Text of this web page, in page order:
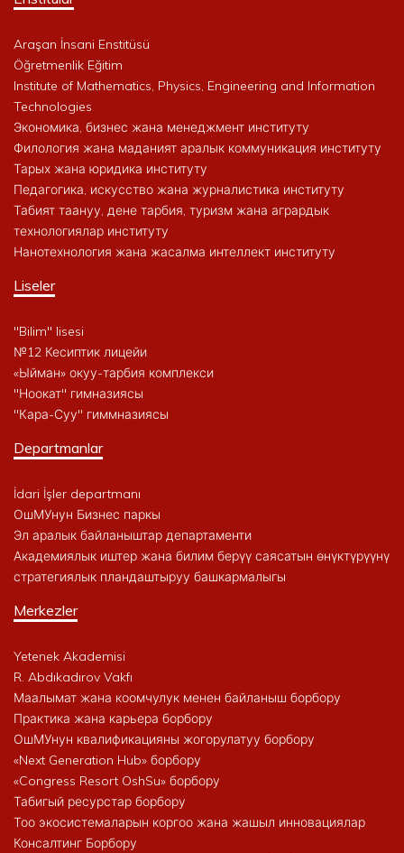
Araşan İnsani Enstitüsü
Öğretmenlik Eğitim
Institute of Mathematics, Physics, Engineering and Information
Technologies
Экономика, бизнес жана менеджмент институту
Филология жана маданият аралык коммуникация институту
Тарых жана юридика институту
Педагогика, искусство жана журналистика институту
Табият таануу, дене тарбия, туризм жана агрардык
технологиялар институту
Нанотехнология жана жасалма интеллект институту
Liseler
"Bilim" lisesi
№12 Кесиптик лицейи
«Ыйман» окуу-тарбия комплекси
"Ноокат" гимназиясы
"Кара-Суу" гиммназиясы
Departmanlar
İdari İşler departmanı
ОшМУнун Бизнес паркы
Эл аралык байланыштар департаменти
Академиялык иштер жана билим берүү саясатын өнүктүрүүнү
стратегиялык пландаштыруу башкармалыгы
Merkezler
Yetenek Akademisi
R. Abdıkadırov Vakfı
Маалымат жана коомчулук менен байланыш борбору
Практика жана карьера борбору
ОшМУнун квалификацияны жогорулатуу борбору
«Next Generation Hub» борбору
«Congress Resort OshSu» борбору
Табигый ресурстар борбору
Тоо экосистемаларын коргоо жана жашыл инновациялар
Консалтинг Борбору